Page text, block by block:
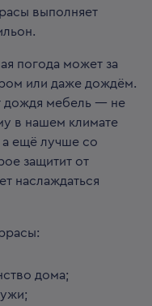
выполняет
погода может за
или даже дождём.
дождя мебель — не
в нашем климате
ещё лучше со
защитит от
наслаждаться
дома;